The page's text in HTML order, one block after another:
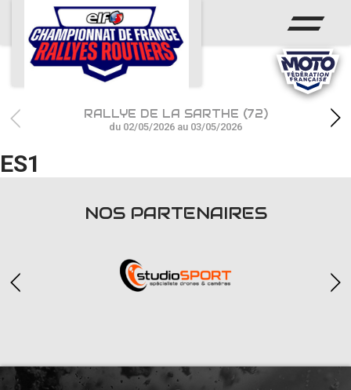
ACCUEIL
ACTUS
CALENDRIER
CHAMPIONNAT
RÉSULTATS
RALLYE DE LA SARTHE (72)
du 02/05/2026 au 03/05/2026
ES1
NOS PARTENAIRES